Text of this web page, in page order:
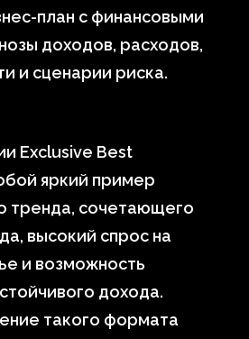
план с финансовыми
доходов, расходов,
и сценарии риска.
Exclusive Best
яркий пример
тренда, сочетающего
высокий спрос на
и возможность
дохода.
такого формата